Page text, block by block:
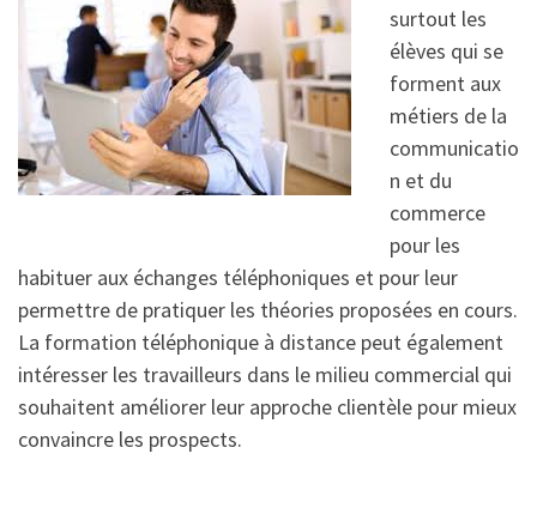
surtout les
élèves qui se
forment aux
métiers de la
communicatio
n et du
commerce
pour les
habituer aux échanges téléphoniques et pour leur
permettre de pratiquer les théories proposées en cours.
La formation téléphonique à distance peut également
intéresser les travailleurs dans le milieu commercial qui
souhaitent améliorer leur approche clientèle pour mieux
convaincre les prospects.